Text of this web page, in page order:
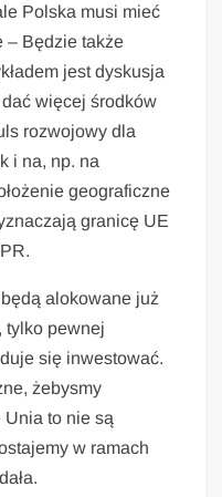
Polska musi mieć
– Będzie także
jest dyskusja
więcej środków
rozwojowy dla
i na, np. na
geograficzne
granicę UE
alokowane już
tylko pewnej
się inwestować.
żebysmy
to nie są
w ramach